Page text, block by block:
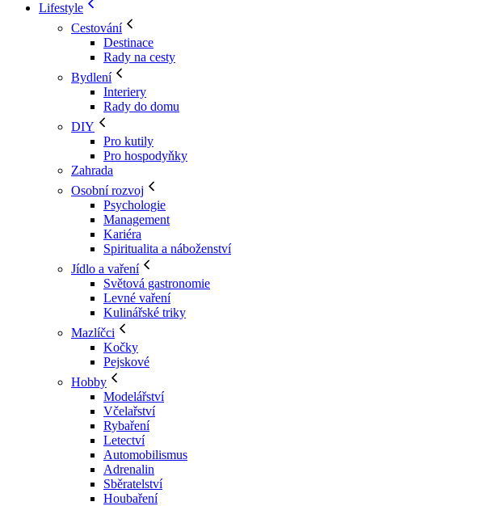
Lifestyle
Cestování
Destinace
Rady na cesty
Bydlení
Interiery
Rady do domu
DIY
Pro kutily
Pro hospodyňky
Zahrada
Osobní rozvoj
Psychologie
Management
Kariéra
Spiritualita a náboženství
Jídlo a vaření
Světová gastronomie
Levné vaření
Kulinářské triky
Mazlíčci
Kočky
Pejskové
Hobby
Modelářství
Včelařství
Rybaření
Letectví
Automobilismus
Adrenalin
Sběratelství
Houbaření